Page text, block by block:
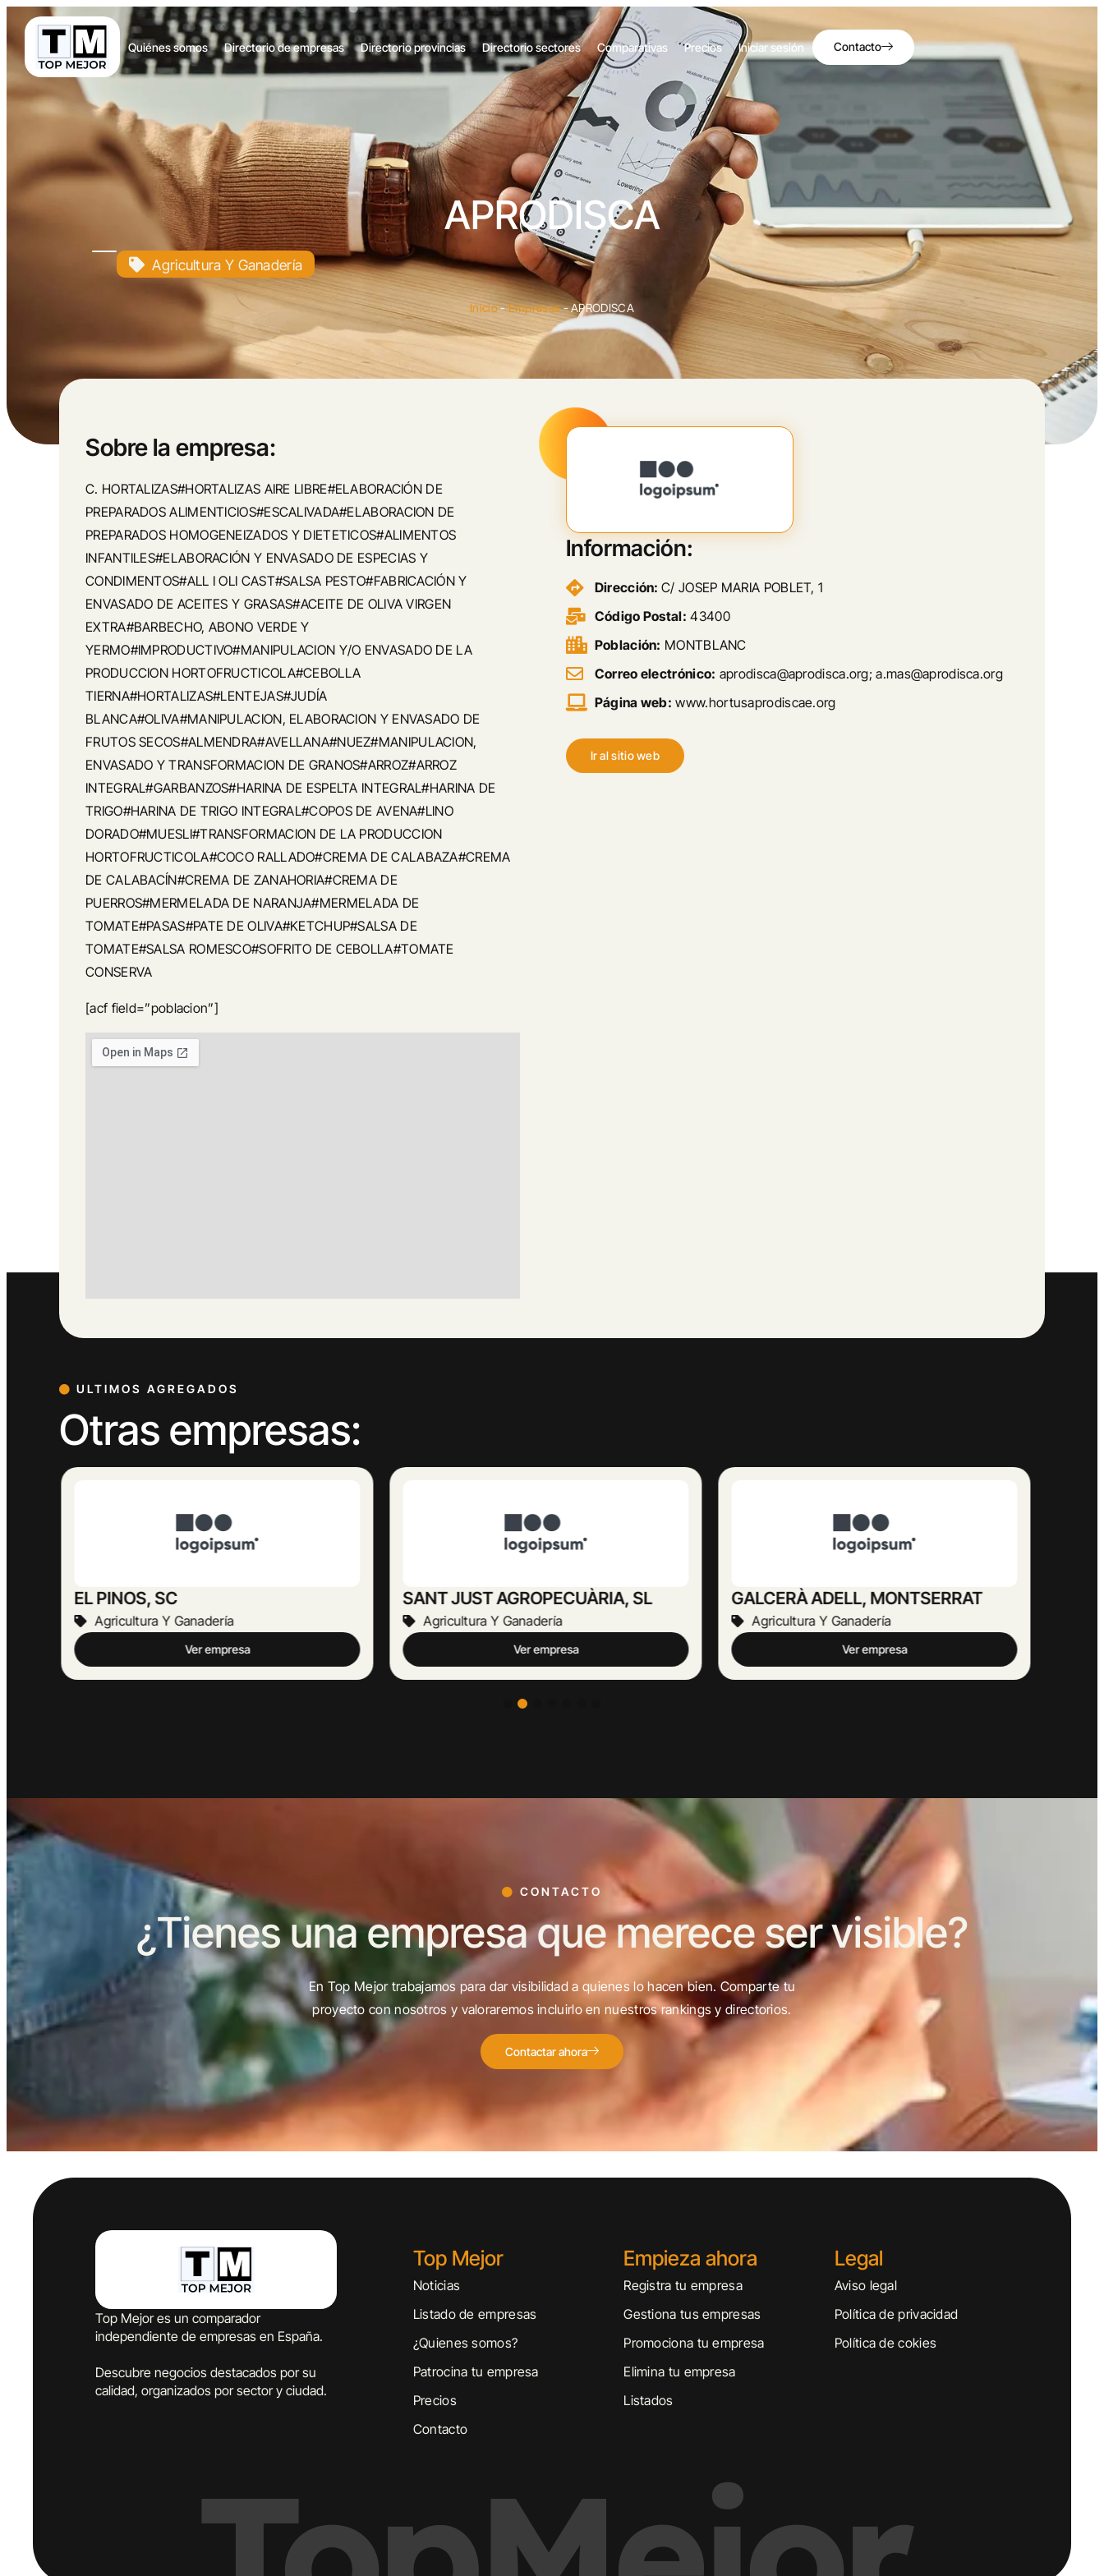
Quiénes somos Directorio de empresas Directorio provincias Directorio sectores Comparativas Precios Iniciar sesión Contacto
APRODISCA
Agricultura Y Ganadería
Inicio-Empresas-APRODISCA
Sobre la empresa:
C. HORTALIZAS#HORTALIZAS AIRE LIBRE#ELABORACIÓN DE
PREPARADOS ALIMENTICIOS#ESCALIVADA#ELABORACION DE
PREPARADOS HOMOGENEIZADOS Y DIETETICOS#ALIMENTOS
INFANTILES#ELABORACIÓN Y ENVASADO DE ESPECIAS Y
CONDIMENTOS#ALL I OLI CAST#SALSA PESTO#FABRICACIÓN Y
ENVASADO DE ACEITES Y GRASAS#ACEITE DE OLIVA VIRGEN
EXTRA#BARBECHO, ABONO VERDE Y
YERMO#IMPRODUCTIVO#MANIPULACION Y/O ENVASADO DE LA
PRODUCCION HORTOFRUCTICOLA#CEBOLLA
TIERNA#HORTALIZAS#LENTEJAS#JUDÍA
BLANCA#OLIVA#MANIPULACION, ELABORACION Y ENVASADO DE
FRUTOS SECOS#ALMENDRA#AVELLANA#NUEZ#MANIPULACION,
ENVASADO Y TRANSFORMACION DE GRANOS#ARROZ#ARROZ
INTEGRAL#GARBANZOS#HARINA DE ESPELTA INTEGRAL#HARINA DE
TRIGO#HARINA DE TRIGO INTEGRAL#COPOS DE AVENA#LINO
DORADO#MUESLI#TRANSFORMACION DE LA PRODUCCION
HORTOFRUCTICOLA#COCO RALLADO#CREMA DE CALABAZA#CREMA
DE CALABACÍN#CREMA DE ZANAHORIA#CREMA DE
PUERROS#MERMELADA DE NARANJA#MERMELADA DE
TOMATE#PASAS#PATE DE OLIVA#KETCHUP#SALSA DE
TOMATE#SALSA ROMESCO#SOFRITO DE CEBOLLA#TOMATE
CONSERVA
[acf field=”poblacion”]
Información:
Dirección:C/ JOSEP MARIA POBLET, 1
Código Postal: 43400
Población: MONTBLANC
Correo electrónico: aprodisca@aprodisca.org; a.mas@aprodisca.org
Página web: www.hortusaprodiscae.org
Ir al sitio web
ULTIMOS AGREGADOS
Otras empresas:
SANT JUST AGROPECUÀRIA, SL
Agricultura Y Ganadería
Ver empresa
GALCERÀ ADELL, MONTSERRAT
Agricultura Y Ganadería
Ver empresa
MERCADE MIRACLE , LIDIA
Agricultura Y Ganadería
Ver empresa
CONTACTO
¿Tienes una empresa que merece ser visible?
En Top Mejor trabajamos para dar visibilidad a quienes lo hacen bien. Comparte tu
proyecto con nosotros y valoraremos incluirlo en nuestros rankings y directorios.
Contactar ahora
Top Mejor es un comparador
independiente de empresas en España.
Descubre negocios destacados por su
calidad, organizados por sector y ciudad.
Top Mejor
Noticias
Listado de empresas
¿Quienes somos?
Patrocina tu empresa
Precios
Contacto
Empieza ahora
Registra tu empresa
Gestiona tus empresas
Promociona tu empresa
Elimina tu empresa
Listados
Legal
Aviso legal
Política de privacidad
Política de cokies